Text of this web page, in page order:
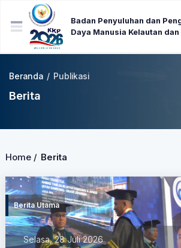
Badan Penyuluhan dan
Daya Manusia Kelautan
Beranda / Publikasi
Berita
Home / Berita
Selasa, 28 Juli 2026
Berita Utama